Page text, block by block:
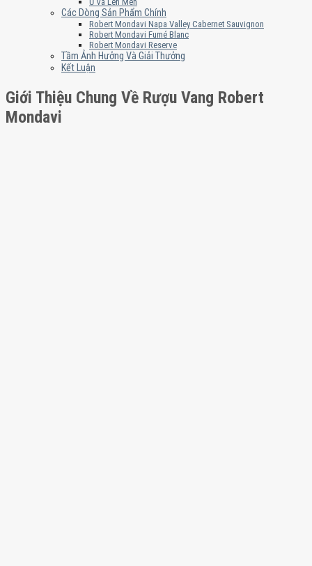
Các Dòng Sản Phẩm Chính
Robert Mondavi Napa Valley Cabernet Sauvignon
Robert Mondavi Fumé Blanc
Robert Mondavi Reserve
Tầm Ảnh Hưởng Và Giải Thưởng
Kết Luận
Giới Thiệu Chung Về Rượu Vang Robert
Mondavi